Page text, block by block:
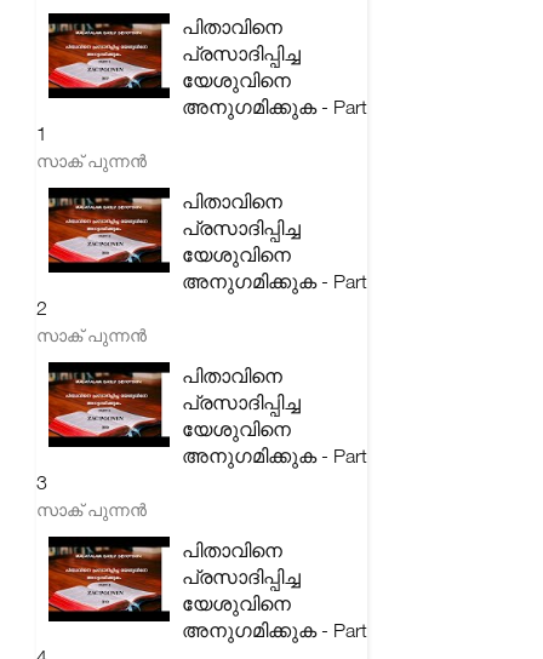
പിതാവിനെ
പ്രസാദിപ്പിച്ച
യേശുവിനെ
അനുഗമിക്കുക - Part
1
സാക് പുന്നൻ
പിതാവിനെ
പ്രസാദിപ്പിച്ച
യേശുവിനെ
അനുഗമിക്കുക - Part
2
സാക് പുന്നൻ
പിതാവിനെ
പ്രസാദിപ്പിച്ച
യേശുവിനെ
അനുഗമിക്കുക - Part
3
സാക് പുന്നൻ
പിതാവിനെ
പ്രസാദിപ്പിച്ച
യേശുവിനെ
അനുഗമിക്കുക - Part